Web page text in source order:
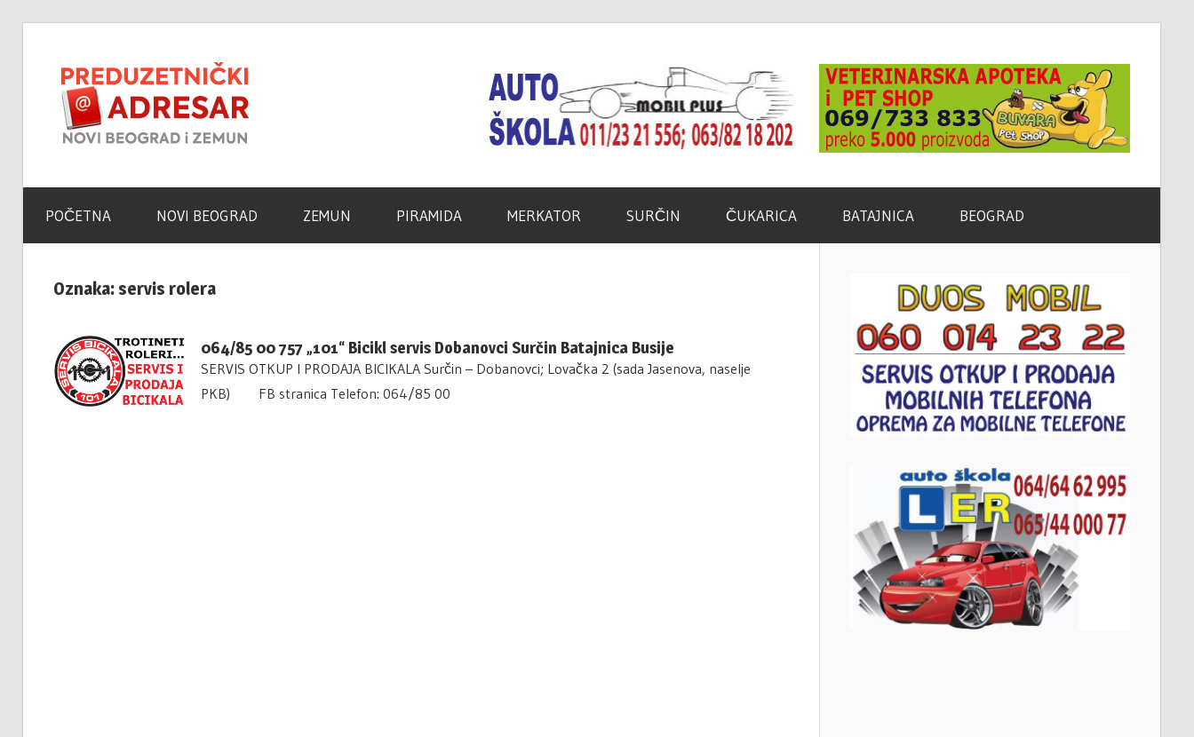
content
Portal
Adresar
POČETNA
NOVI BEOGRAD ZEMUN PIRAMIDA MERKATOR SURČIN ČUKARICA BATAJNICA BEOGRAD
Oznaka: servis rolera
064/85 00 757 „101“ Bicikl servis Dobanovci Surčin Batajnica Busije
SERVIS OTKUP I PRODAJA BICIKALA Surčin – Dobanovci; Lovačka 2 (sada Jasenova, naselje
PKB) FB stranica Telefon: 064/85 00